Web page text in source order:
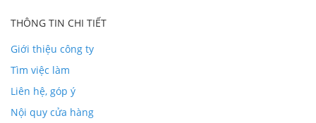
THÔNG TIN CHI TIẾT
Giới thiệu công ty
Tìm việc làm
Liên hệ, góp ý
Nội quy cửa hàng